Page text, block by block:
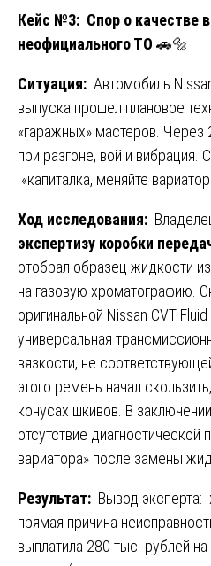
Кейс №3: Спор о качестве
неофициального ТО 🚗🔩
Ситуация: Автомобиль
выпуска прошел плановое
«гаражных» мастеров. Через
при разгоне, вой и вибрация.
«капиталка, меняйте
Ход исследования:
экспертизу коробки
отобрал образец жидкости
на газовую хроматографию.
оригинальной Nissan CVT
универсальная
вязкости, не
этого ремень начал
конусах шкивов. В
отсутствие
вариатора» после замены
Результат: Вывод эксперта:
прямая причина
выплатила 280 тыс. рублей